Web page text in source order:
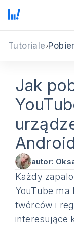
Tutoriale
Jak
autor:
Każdy
YouTube
twórców i
interesujące